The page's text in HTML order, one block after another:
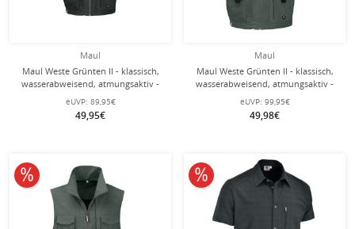
Maul
Maul Weste Grünten II - klassisch,
wasserabweisend, atmungsaktiv -
schwarz Herren
eUVP: 89,95€
49,95€
Maul
Maul Weste Grünten II - klassisch,
wasserabweisend, atmungsaktiv -
olivegrün Herren - Übergröße -
eUVP: 99,95€
49,98€
10% reduziert 10% reduziert